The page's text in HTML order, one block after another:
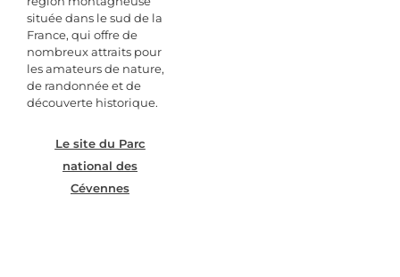
située dans le sud de la
France, qui offre de
nombreux attraits pour
les amateurs de nature,
de randonnée et de
découverte historique.
Le site du Parc
national des
Cévennes